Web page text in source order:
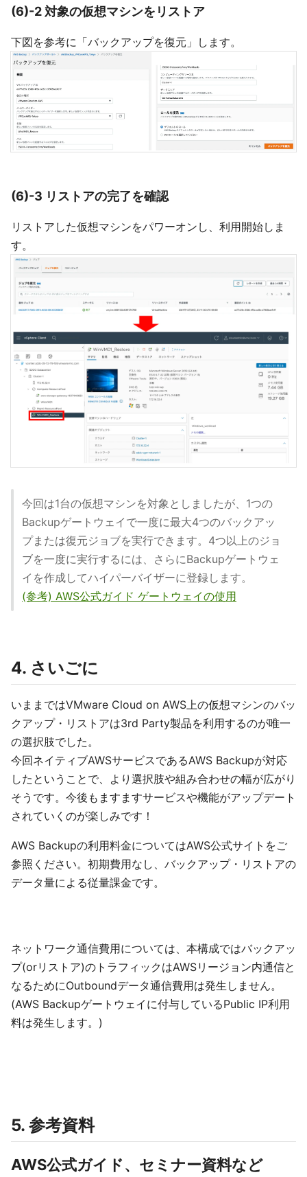
(6)-2 対象の仮想マシンをリストア
下図を参考に「バックアップを復元」します。
(6)-3 リストアの完了を確認
リストアした仮想マシンをパワーオンし、利用開始しま
す。
今回は1台の仮想マシンを対象としましたが、1つの
Backupゲートウェイで一度に最大4つのバックアッ
プまたは復元ジョブを実行できます。4つ以上のジョ
ブを一度に実行するには、さらにBackupゲートウェ
イを作成してハイパーバイザーに登録します。
(参考) AWS公式ガイド ゲートウェイの使用
4. さいごに
いままではVMware Cloud on AWS上の仮想マシンのバッ
クアップ・リストアは3rd Party製品を利用するのが唯一
の選択肢でした。
今回ネイティブAWSサービスであるAWS Backupが対応
したということで、より選択肢や組み合わせの幅が広がり
そうです。今後もますますサービスや機能がアップデート
されていくのが楽しみです！
AWS Backupの利用料金についてはAWS公式サイトをご
参照ください。初期費用なし、バックアップ・リストアの
データ量による従量課金です。
ネットワーク通信費用については、本構成ではバックアッ
プ(orリストア)のトラフィックはAWSリージョン内通信と
なるためにOutboundデータ通信費用は発生しません。
(AWS Backupゲートウェイに付与しているPublic IP利用
料は発生します。)
5. 参考資料
AWS公式ガイド、セミナー資料など